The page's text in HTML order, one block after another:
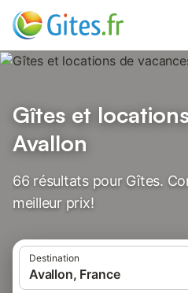
Gîtes et
Avallon
66 résultats pour Gîtes.
meilleur prix!
Destination
Avallon, France